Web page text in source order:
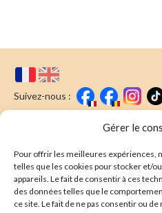
Gérer le
Pour offrir les meilleures expériences,
telles que les cookies pour stocker et/
appareils. Le fait de consentir à ces
des données telles que le
ce site. Le fait de ne pas consentir ou
Suivez-nous :
Nous écrire
Newsletter
E-mail* :